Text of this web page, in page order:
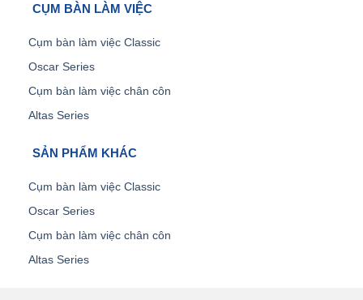
CỤM BÀN LÀM VIỆC
Cụm bàn làm việc Classic
Oscar Series
Cụm bàn làm việc chân côn
Altas Series
SẢN PHẨM KHÁC
Cụm bàn làm việc Classic
Oscar Series
Cụm bàn làm việc chân côn
Altas Series